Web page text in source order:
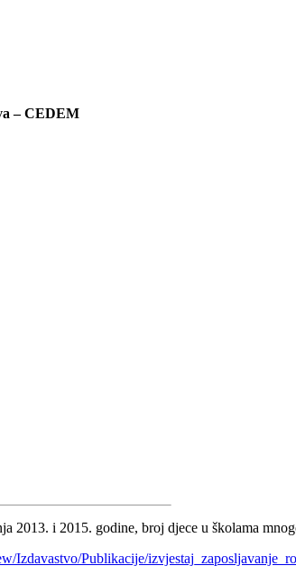
prava – CEDEM
centar
HN
2013. i 2015. godine, broj djece u školama
Izdavastvo/Publikacije/